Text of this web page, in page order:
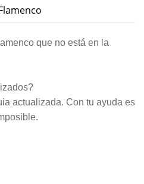
que no está en la
actualizada. Con tu ayuda es